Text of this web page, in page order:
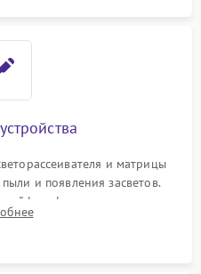
и матрицы
и появления засветов.
фиксация плат и
корпуса монитора.